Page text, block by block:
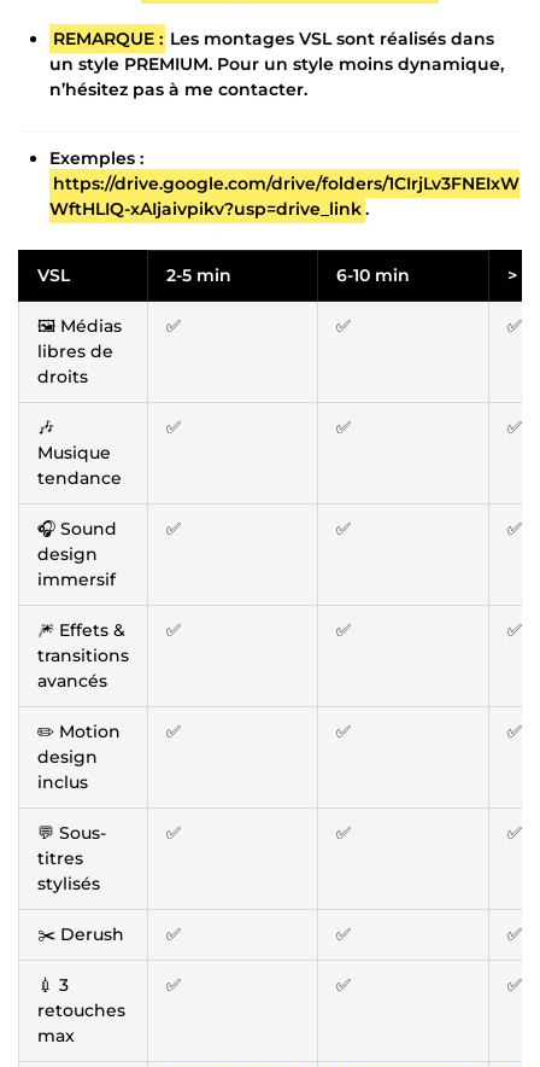
REMARQUE : Les montages VSL sont réalisés dans
un style PREMIUM. Pour un style moins dynamique,
n’hésitez pas à me contacter.
Exemples :
https://drive.google.com/drive/folders/1CIrjLv3FNEIxW
WftHLIQ-xAIjaivpikv?usp=drive_link.
VSL 2-5 min 6-10 min >
🖼️ Médias
libres de
droits
✅ ✅ ✅
🎶
Musique
tendance
✅ ✅ ✅
🎧 Sound
design
immersif
✅ ✅ ✅
🎆 Effets &
transitions
avancés
✅ ✅ ✅
✏️ Motion
design
inclus
✅ ✅ ✅
💬 Sous-
titres
stylisés
✅ ✅ ✅
✂️ Derush ✅ ✅ ✅
💉 3
retouches
max
✅ ✅ ✅